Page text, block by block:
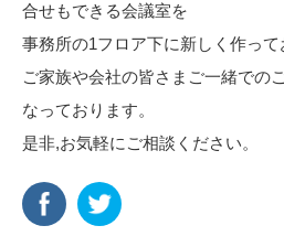
合せもできる会議室を
事務所の1フロア下に新しく作って
ご家族や会社の皆さまご一緒での
なっております。
是非,お気軽にご相談ください。